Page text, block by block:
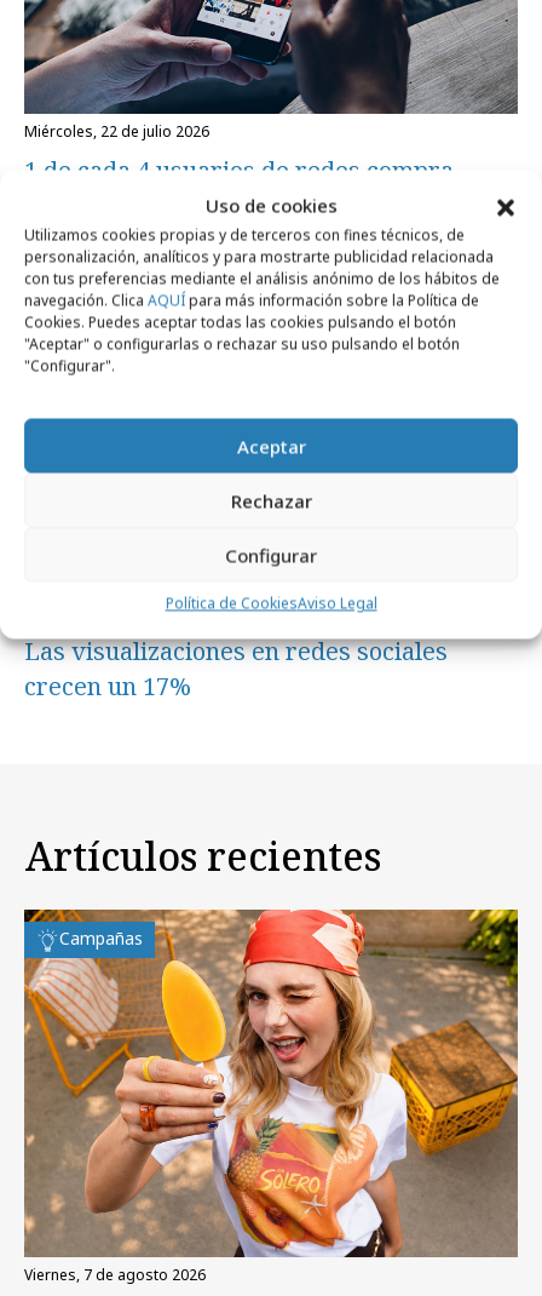
Uso de cookies
Utilizamos cookies propias y de terceros con fines técnicos, de
personalización, analíticos y para mostrarte publicidad relacionada
con tus preferencias mediante el análisis anónimo de los hábitos de
navegación. Clica AQUÍpara más información sobre la Política de
Cookies. Puedes aceptar todas las cookies pulsando el botón
"Aceptar" o configurarlas o rechazar su uso pulsando el botón
"Configurar".
Aceptar
Rechazar
Configurar
Política de CookiesAviso Legal
miércoles, 22 de julio 2026
1 de cada 4 usuarios de redes compra
directamente dentro de ellas
Formación y estudios
jueves, 2 de julio 2026
Las visualizaciones en redes sociales
crecen un 17%
Artículos recientes
Campañas
viernes, 7 de agosto 2026